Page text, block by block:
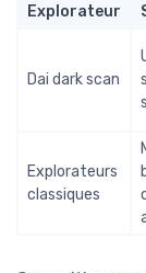
Explorateur
Dai dark scan
Explorateurs
classiques